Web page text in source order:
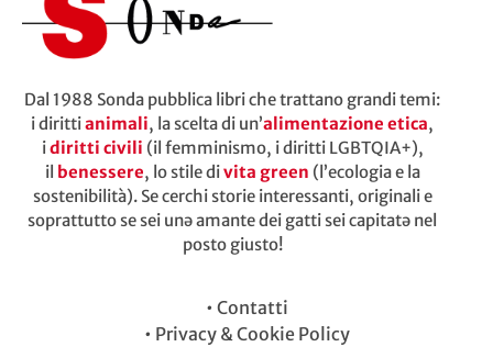
Dal 1988 Sonda pubblica libri che trattano grandi temi:
i dirittianimali, la scelta di un’alimentazione etica,
idiritti civili (il femminismo, i diritti LGBTQIA+),
il benessere, lo stile divita green (l’ecologia e la
sostenibilità). Se cerchi storie interessanti, originali e
soprattutto se sei unə amante dei gatti sei capitatə nel
posto giusto!
• Contatti
• Privacy & Cookie Policy